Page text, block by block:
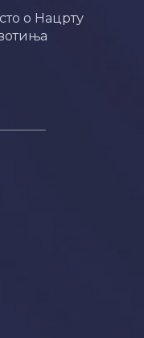
о Нацрту